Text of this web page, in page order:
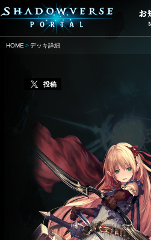
HOME デッキ詳細
投稿